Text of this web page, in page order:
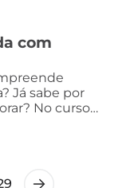
com
Já sabe por
No curso…